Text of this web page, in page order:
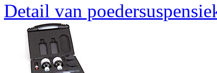
Detail van